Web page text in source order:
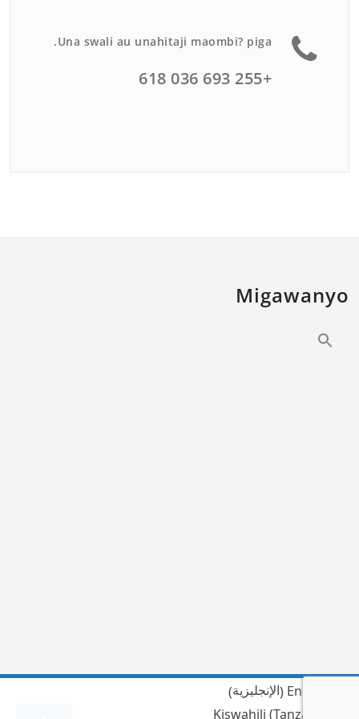
Una swali au unahitaji maombi? piga.
+255 693 036 618
Migawanyo
English
(الإنجليزية)
Kiswahili (Tanzania)